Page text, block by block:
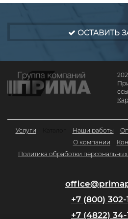
ОСТАВИТЬ
Услуги Наши работы
О компании
Политика обработки
+7 (800) 302-
+7 (4822) 34-